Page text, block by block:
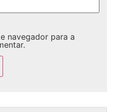
navegador para a